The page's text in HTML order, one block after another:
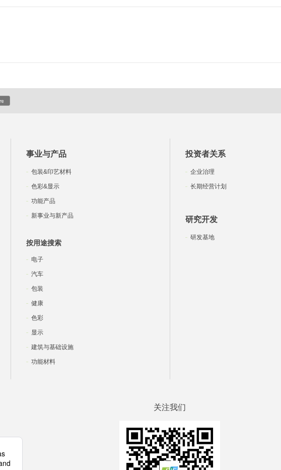
事业与产品
包装&印艺材料
色彩&显示
功能产品
新事业与新产品
按用途搜索
电子
汽车
包装
健康
色彩
显示
建筑与基础设施
功能材料
投资者关系
企业治理
长期经营计划
研究开发
研发基地
关注我们